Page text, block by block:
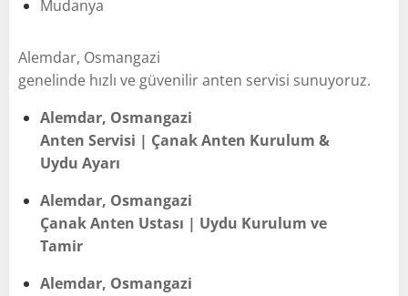
Mudanya
Alemdar, Osmangazi
genelinde hızlı ve güvenilir anten servisi sunuyoruz.
Alemdar, Osmangazi
Anten Servisi | Çanak Anten Kurulum &
Uydu Ayarı
Alemdar, Osmangazi
Çanak Anten Ustası | Uydu Kurulum ve
Tamir
Alemdar, Osmangazi